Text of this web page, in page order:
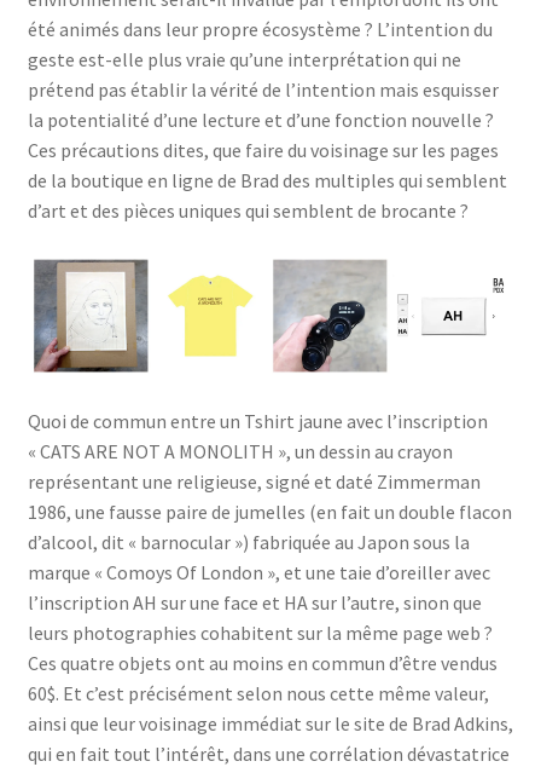
été animés dans leur propre écosystème ? L’intention du
geste est-elle plus vraie qu’une interprétation qui ne
prétend pas établir la vérité de l’intention mais esquisser
la potentialité d’une lecture et d’une fonction nouvelle ?
Ces précautions dites, que faire du voisinage sur les pages
de la boutique en ligne de Brad des multiples qui semblent
d’art et des pièces uniques qui semblent de brocante ?
Quoi de commun entre un Tshirt jaune avec l’inscription
« CATS ARE NOT A MONOLITH », un dessin au crayon
représentant une religieuse, signé et daté Zimmerman
1986, une fausse paire de jumelles (en fait un double flacon
d’alcool, dit « barnocular ») fabriquée au Japon sous la
marque « Comoys Of London », et une taie d’oreiller avec
l’inscription AH sur une face et HA sur l’autre, sinon que
leurs photographies cohabitent sur la même page web ?
Ces quatre objets ont au moins en commun d’être vendus
60$. Et c’est précisément selon nous cette même valeur,
ainsi que leur voisinage immédiat sur le site de Brad Adkins,
qui en fait tout l’intérêt, dans une corrélation dévastatrice